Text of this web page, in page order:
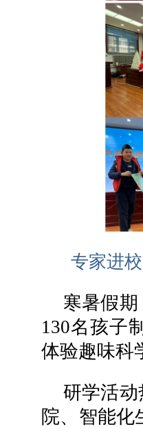
专家进
寒暑假
130名孩子
体验趣味科
研学活
院、智能化